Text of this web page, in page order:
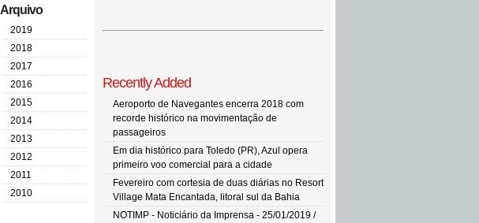
Arquivo
2019
2018
2017
2016
2015
2014
2013
2012
2011
2010
Recently Added
Aeroporto de Navegantes encerra 2018 com
recorde histórico na movimentação de
passageiros
Em dia histórico para Toledo (PR), Azul opera
primeiro voo comercial para a cidade
Fevereiro com cortesia de duas diárias no Resort
Village Mata Encantada, litoral sul da Bahia
NOTIMP - Noticiário da Imprensa - 25/01/2019 /